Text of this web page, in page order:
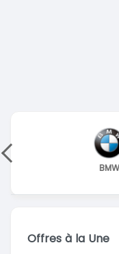
Offres à la Une